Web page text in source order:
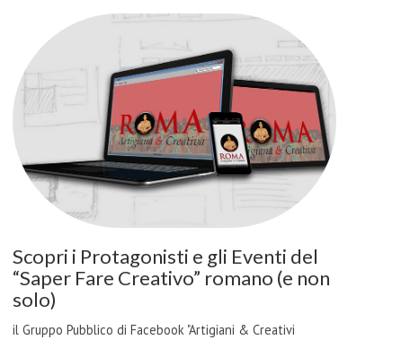
Scopri i Protagonisti e gli Eventi del
“Saper Fare Creativo” romano (e non
solo)
il Gruppo Pubblico di Facebook "Artigiani & Creativi